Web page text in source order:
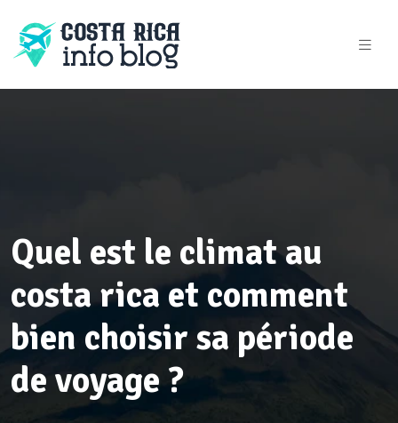
Quel est le climat au
costa rica et comment
bien choisir sa période
de voyage ?